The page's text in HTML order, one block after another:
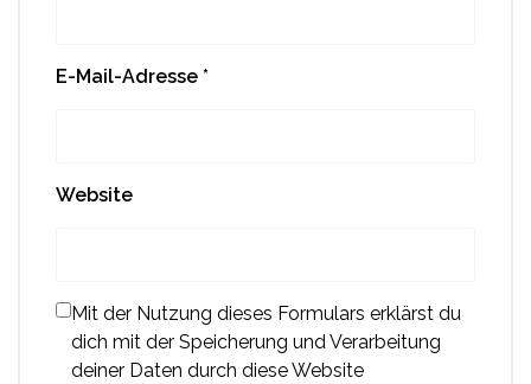
E-Mail-Adresse *
Website
Mit der Nutzung dieses Formulars erklärst du
dich mit der Speicherung und Verarbeitung
deiner Daten durch diese Website